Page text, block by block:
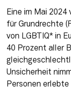
Eine im Mai 2024
für Grundrechte
von LGBTIQ* in
40 Prozent aller
Unsicherheit
Personen